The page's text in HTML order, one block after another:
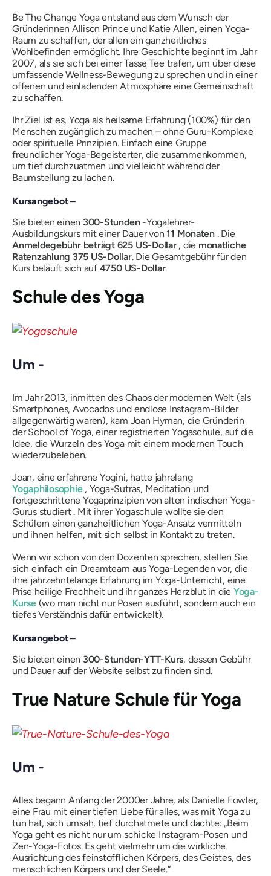
Be The Change Yoga entstand aus dem Wunsch der
Gründerinnen Allison Prince und Katie Allen, einen Yoga-
Raum zu schaffen, der allen ein ganzheitliches
Wohlbefinden ermöglicht. Ihre Geschichte beginnt im Jahr
2007, als sie sich bei einer Tasse Tee trafen, um über diese
umfassende Wellness-Bewegung zu sprechen und in einer
offenen und einladenden Atmosphäre eine Gemeinschaft
zu schaffen.
Ihr Ziel ist es, Yoga als heilsame Erfahrung (100%) für den
Menschen zugänglich zu machen – ohne Guru-Komplexe
oder spirituelle Prinzipien. Einfach eine Gruppe
freundlicher Yoga-Begeisterter, die zusammenkommen,
um tief durchzuatmen und vielleicht während der
Baumstellung zu lachen.
Kursangebot –
Sie bieten einen 300-Stunden -Yogalehrer-
Ausbildungskurs mit einer Dauer von11 Monaten. Die
Anmeldegebühr beträgt 625 US-Dollar , die monatliche
Ratenzahlung 375 US-Dollar. Die Gesamtgebühr für den
Kurs beläuft sich auf 4750 US-Dollar.
Schule des Yoga
Um -
Im Jahr 2013, inmitten des Chaos der modernen Welt (als
Smartphones, Avocados und endlose Instagram-Bilder
allgegenwärtig waren), kam Joan Hyman, die Gründerin
der School of Yoga, einer registrierten Yogaschule, auf die
Idee, die Wurzeln des Yoga mit einem modernen Touch
wiederzubeleben.
Joan, eine erfahrene Yogini, hatte jahrelang
Yogaphilosophie, Yoga-Sutras, Meditation und
fortgeschrittene Yogaprinzipien von alten indischen Yoga-
Gurus studiert . Mit ihrer Yogaschule wollte sie den
Schülern einen ganzheitlichen Yoga-Ansatz vermitteln
und ihnen helfen, mit sich selbst in Kontakt zu treten.
Wenn wir schon von den Dozenten sprechen, stellen Sie
sich einfach ein Dreamteam aus Yoga-Legenden vor, die
ihre jahrzehntelange Erfahrung im Yoga-Unterricht, eine
Prise heilige Frechheit und ihr ganzes Herzblut in die Yoga-
Kurse(wo man nicht nur Posen ausführt, sondern auch ein
tiefes Verständnis dafür entwickelt).
Kursangebot –
Sie bieten einen 300-Stunden-YTT-Kurs, dessen Gebühr
und Dauer auf der Website selbst zu finden sind.
True Nature Schule für Yoga
Um -
Alles begann Anfang der 2000er Jahre, als Danielle Fowler,
eine Frau mit einer tiefen Liebe für alles, was mit Yoga zu
tun hat, sich umsah, tief durchatmete und dachte: „Beim
Yoga geht es nicht nur um schicke Instagram-Posen und
Zen-Yoga-Fotos. Es geht vielmehr um die wirkliche
Ausrichtung des feinstofflichen Körpers, des Geistes, des
menschlichen Körpers und der Seele.“